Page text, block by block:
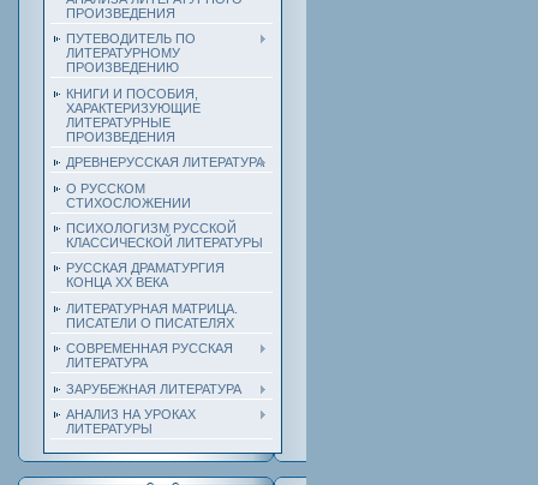
ПРОИЗВЕДЕНИЯ
ПУТЕВОДИТЕЛЬ ПО
ЛИТЕРАТУРНОМУ
ПРОИЗВЕДЕНИЮ
КНИГИ И ПОСОБИЯ,
ХАРАКТЕРИЗУЮЩИЕ
ЛИТЕРАТУРНЫЕ
ПРОИЗВЕДЕНИЯ
ДРЕВНЕРУССКАЯ ЛИТЕРАТУРА
О РУССКОМ
СТИХОСЛОЖЕНИИ
ПСИХОЛОГИЗМ РУССКОЙ
КЛАССИЧЕСКОЙ ЛИТЕРАТУРЫ
РУССКАЯ ДРАМАТУРГИЯ
КОНЦА ХХ ВЕКА
ЛИТЕРАТУРНАЯ МАТРИЦА.
ПИСАТЕЛИ О ПИСАТЕЛЯХ
СОВРЕМЕННАЯ РУССКАЯ
ЛИТЕРАТУРА
ЗАРУБЕЖНАЯ ЛИТЕРАТУРА
АНАЛИЗ НА УРОКАХ
ЛИТЕРАТУРЫ